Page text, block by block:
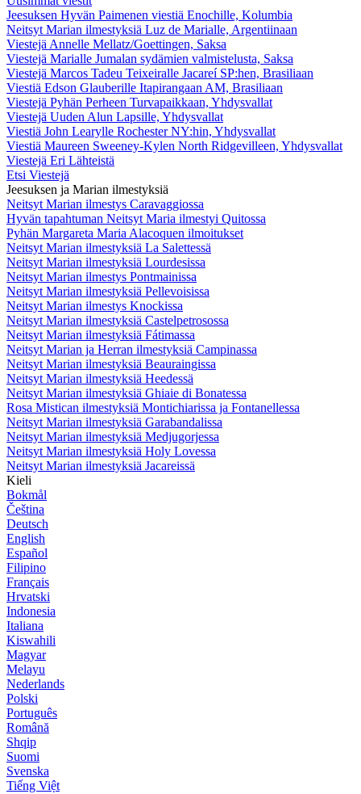
Jeesuksen Hyvän Paimenen viestiä Enochille, Kolumbia
Neitsyt Marian ilmestyksiä Luz de Marialle, Argentiinaan
Viestejä Annelle Mellatz/Goettingen, Saksa
Viestejä Marialle Jumalan sydämien valmistelusta, Saksa
Viestejä Marcos Tadeu Teixeiralle Jacareí SP:hen, Brasiliaan
Viestiä Edson Glauberille Itapirangaan AM, Brasiliaan
Viestejä Pyhän Perheen Turvapaikkaan, Yhdysvallat
Viestejä Uuden Alun Lapsille, Yhdysvallat
Viestiä John Learylle Rochester NY:hin, Yhdysvallat
Viestiä Maureen Sweeney-Kylen North Ridgevilleen, Yhdysvallat
Viestejä Eri Lähteistä
Etsi Viestejä
Jeesuksen ja Marian ilmestyksiä
Neitsyt Marian ilmestys Caravaggiossa
Hyvän tapahtuman Neitsyt Maria ilmestyi Quitossa
Pyhän Margareta Maria Alacoquen ilmoitukset
Neitsyt Marian ilmestyksiä La Salettessä
Neitsyt Marian ilmestyksiä Lourdesissa
Neitsyt Marian ilmestys Pontmainissa
Neitsyt Marian ilmestyksiä Pellevoisissa
Neitsyt Marian ilmestys Knockissa
Neitsyt Marian ilmestyksiä Castelpetrosossa
Neitsyt Marian ilmestyksiä Fátimassa
Neitsyt Marian ja Herran ilmestyksiä Campinassa
Neitsyt Marian ilmestyksiä Beauraingissa
Neitsyt Marian ilmestyksiä Heedessä
Neitsyt Marian ilmestyksiä Ghiaie di Bonatessa
Rosa Mistican ilmestyksiä Montichiarissa ja Fontanellessa
Neitsyt Marian ilmestyksiä Garabandalissa
Neitsyt Marian ilmestyksiä Medjugorjessa
Neitsyt Marian ilmestyksiä Holy Lovessa
Neitsyt Marian ilmestyksiä Jacareissä
Kieli
Bokmål
Čeština
Deutsch
English
Español
Filipino
Français
Hrvatski
Indonesia
Italiana
Kiswahili
Magyar
Melayu
Nederlands
Polski
Português
Română
Shqip
Suomi
Svenska
Tiếng Việt